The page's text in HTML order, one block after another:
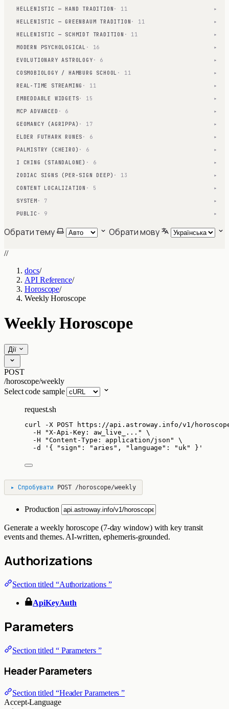
HELLENISTIC — HAND TRADITION · 11 ▾
HELLENISTIC — GREENBAUM TRADITION · 11 ▾
HELLENISTIC — SCHMIDT TRADITION · 11 ▾
MODERN PSYCHOLOGICAL · 16 ▾
EVOLUTIONARY ASTROLOGY · 6 ▾
COSMOBIOLOGY / HAMBURG SCHOOL · 11 ▾
REAL-TIME STREAMING · 11 ▾
EMBEDDABLE WIDGETS· 15 ▾
MCP ADVANCED · 6 ▾
GEOMANCY (AGRIPPA) · 17 ▾
ELDER FUTHARK RUNES · 6 ▾
PALMISTRY (CHEIRO) · 6 ▾
I CHING (STANDALONE) · 6 ▾
ZODIAC SIGNS (PER-SIGN DEEP) · 13 ▾
CONTENT LOCALIZATION · 5 ▾
SYSTEM · 7 ▾
PUBLIC · 9 ▾
Обрати тему Обрати мову
//
docs/
API Reference/
Horoscope/
Weekly Horoscope
Weekly Horoscope
Дії
POST
/horoscope/weekly
Select code sample
request.sh
curl -X POST
https://api.astroway.info/v1/
-H
"X-Api-Key: aw_live_... "
\
-H
"Content-Type: application/json "
\
-d
' { "sign": "aries", "language": "uk" } '
▸ Спробувати POST /horoscope/weekly
Production
Generate a weekly horoscope (7-day window) with key transit
events and themes. AI-written, ephemeris-grounded.
Authorizations
Section titled “Authorizations ”
ApiKeyAuth
Parameters
Section titled “ Parameters ”
Header Parameters
Section titled “Header Parameters ”
Accept-Language